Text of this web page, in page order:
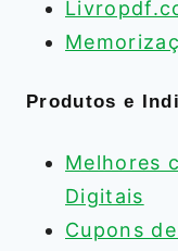
Produtos e
Melhores
Digitais
Cupons